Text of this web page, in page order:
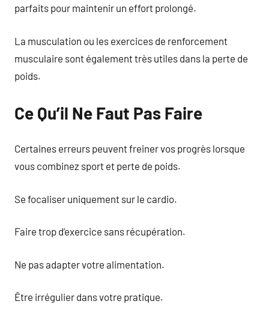
parfaits pour maintenir un effort prolongé.
La musculation ou les exercices de renforcement
musculaire sont également très utiles dans la perte de
poids.
Ce Qu’il Ne Faut Pas Faire
Certaines erreurs peuvent freiner vos progrès lorsque
vous combinez sport et perte de poids.
Se focaliser uniquement sur le cardio.
Faire trop d’exercice sans récupération.
Ne pas adapter votre alimentation.
Être irrégulier dans votre pratique.